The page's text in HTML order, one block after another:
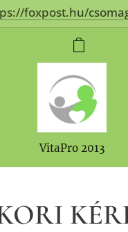
foxpost.hu/
VitaPro 2013